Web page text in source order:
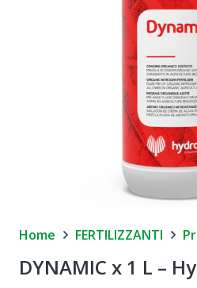
Home FERTILIZZANTI
DYNAMIC x 1 L –